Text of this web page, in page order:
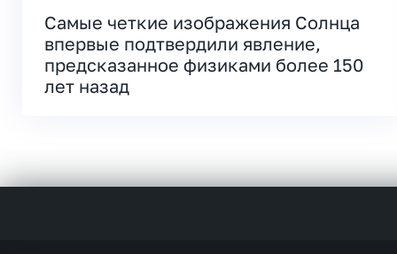
Самые четкие изображения Солнца
впервые подтвердили явление,
предсказанное физиками более 150
лет назад